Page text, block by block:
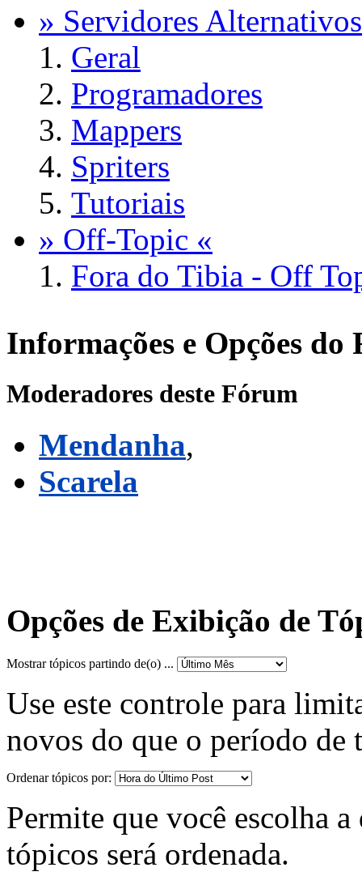
» Servidores
Geral
Programadores
Mappers
Spriters
Tutoriais
» Off-Topic «
Fora do Tibia - Off
Informações e Opções do
Moderadores deste Fórum
Mendanha,
Scarela
Opções de Exibição de
Mostrar tópicos partindo de(o) ...
Use este controle para
novos do que o período de
Ordenar tópicos por:
Permite que você escolha
tópicos será ordenada.